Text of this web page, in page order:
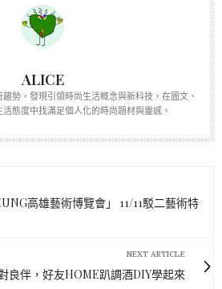
ALICE
勢，發現引領時尚生活概念與新科技，在圖文、
態度中找滿足個人化的時尚題材與靈感。
高雄藝術博覽會」 11/11駁二藝術特
NEXT ARTICLE
良伴，好友HOME趴調酒DIY學起來